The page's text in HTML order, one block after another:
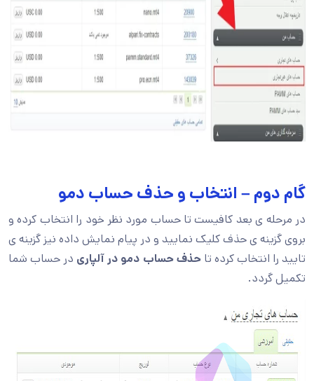
گام دوم – انتخاب و حذف حساب دمو
در مرحله ی بعد کافیست تا حساب مورد نظر خود را انتخاب کرده و
بروی گزینه ی حذف کلیک نمایید و در پیام نمایش داده نیز گزینه ی
تایید را انتخاب کرده تاحذف حساب دمو در آلپاری در حساب شما
تکمیل گردد.